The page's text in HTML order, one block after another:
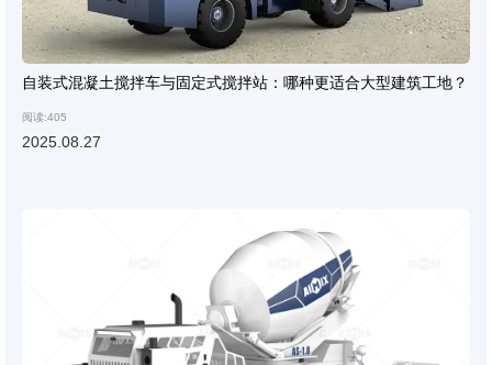
自装式混凝土搅拌车与固定式搅拌站：哪种更适合大型建筑工地？
阅读:405
2025.08.27